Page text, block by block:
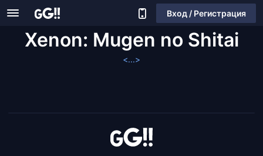
Вход / Регистрация
Xenon: Mugen no Shitai
<...>